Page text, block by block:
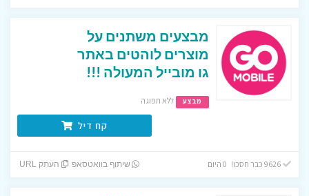
מבצעים משתנים על
מוצרים לוהטים באתר
גו מובייל המעולה !!!
מבצע ללא תפוגה
קח דיל
9626 כבר חסכו! 0 היום שיתוף בוואטסאפ העתק URL